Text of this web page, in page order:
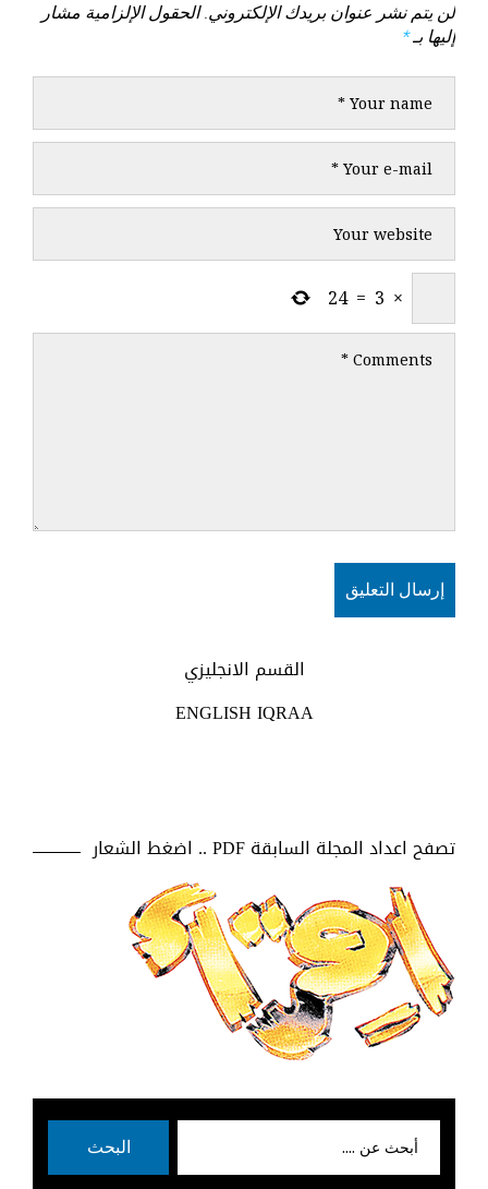
لن يتم نشر عنوان بريدك الإلكتروني. الحقول الإلزامية مشار
إليها بـ*
×
3
=
24
القسم الانجليزي
ENGLISH IQRAA
تصفح اعداد المجلة السابقة PDF .. اضغط الشعار
البحث